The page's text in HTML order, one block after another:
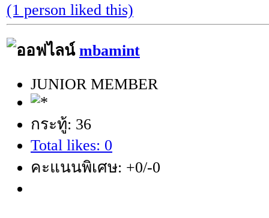
(1 person liked this)
mbamint
JUNIOR MEMBER
กระทู้: 36
Total likes: 0
คะแนนพิเศษ: +0/-0